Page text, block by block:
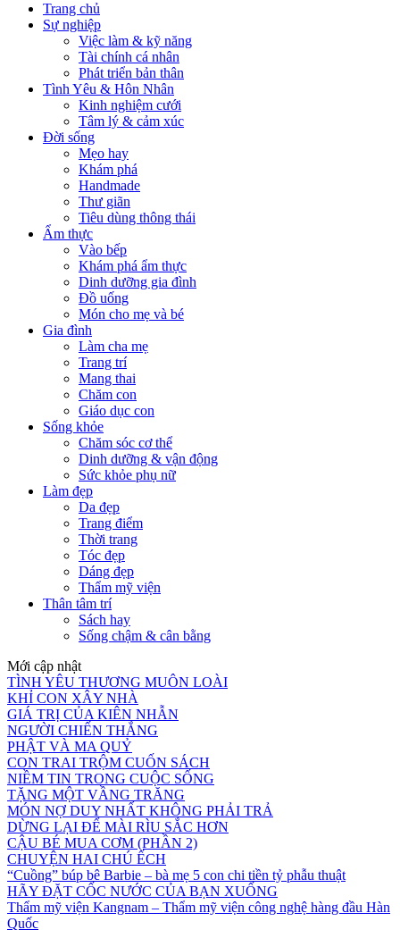
Trang chủ
Sự nghiệp
Việc làm & kỹ năng
Tài chính cá nhân
Phát triển bản thân
Tình Yêu & Hôn Nhân
Kinh nghiệm cưới
Tâm lý & cảm xúc
Đời sống
Mẹo hay
Khám phá
Handmade
Thư giãn
Tiêu dùng thông thái
Ẩm thực
Vào bếp
Khám phá ẩm thực
Dinh dưỡng gia đình
Đồ uống
Món cho mẹ và bé
Gia đình
Làm cha mẹ
Trang trí
Mang thai
Chăm con
Giáo dục con
Sống khỏe
Chăm sóc cơ thể
Dinh dưỡng & vận động
Sức khỏe phụ nữ
Làm đẹp
Da đẹp
Trang điểm
Thời trang
Tóc đẹp
Dáng đẹp
Thẩm mỹ viện
Thân tâm trí
Sách hay
Sống chậm & cân bằng
Mới cập nhật
TÌNH YÊU THƯƠNG MUÔN LOÀI
KHỈ CON XÂY NHÀ
GIÁ TRỊ CỦA KIÊN NHẪN
NGƯỜI CHIẾN THẮNG
PHẬT VÀ MA QUỶ
CON TRAI TRỘM CUỐN SÁCH
NIỀM TIN TRONG CUỘC SỐNG
TẶNG MỘT VẦNG TRĂNG
MÓN NỢ DUY NHẤT KHÔNG PHẢI TRẢ
DỪNG LẠI ĐỂ MÀI RÌU SẮC HƠN
CẬU BÉ MUA CƠM (PHẦN 2)
CHUYỆN HAI CHÚ ẾCH
“Cuồng” búp bê Barbie – bà mẹ 5 con chi tiền tỷ phẫu thuật
HÃY ĐẶT CỐC NƯỚC CỦA BẠN XUỐNG
Thẩm mỹ viện Kangnam – Thẩm mỹ viện công nghệ hàng đầu Hàn
Quốc